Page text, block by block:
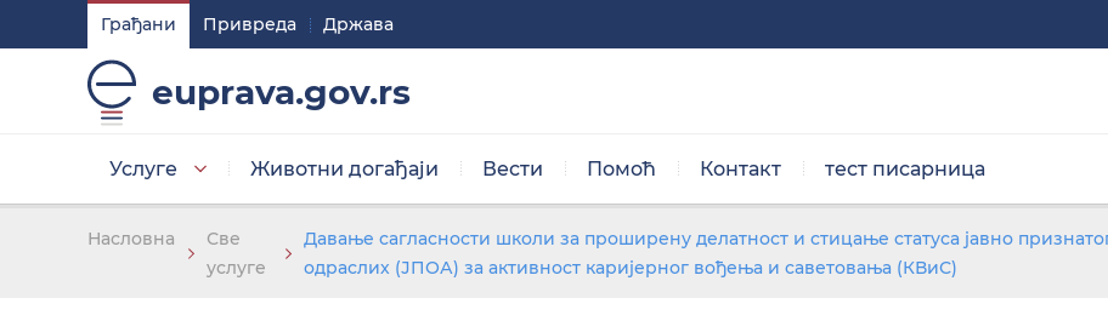
Грађани Привреда Држава
euprava.gov.rs
Услуге Животни догађаји Вести Помоћ Контакт тест писарница
Подешавaња
Изаберите стил приказа слова
Нормална величина
Насловна
Све
услуге
Давање сагласности школи за проширену делатност и стицање статуса јавно
одраслих (ЈПОА) за активност каријерног вођења и саветовања (КВиС)